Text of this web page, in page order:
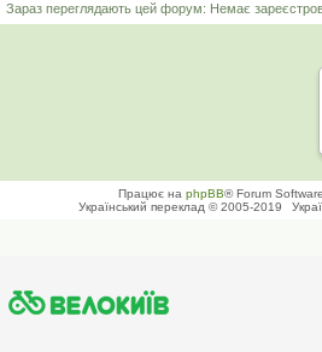
Зараз переглядають цей форум: Немає
Працює на phpBB® Forum
Український переклад © 2005-2019